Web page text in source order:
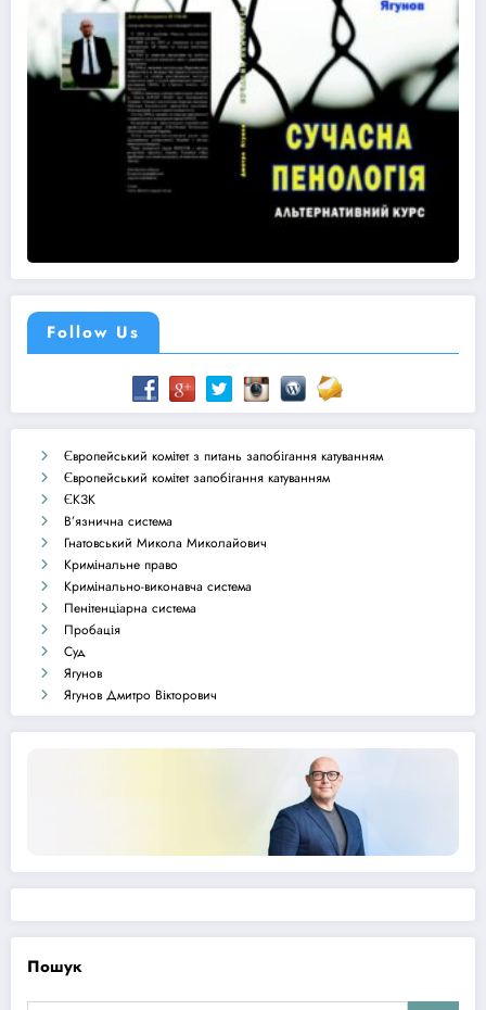
Follow Us
Європейський комітет з питань запобігання катуванням
Європейський комітет запобігання катуванням
ЄКЗК
В’язнична система
Гнатовський Микола Миколайович
Кримінальне право
Кримінально-виконавча система
Пенітенціарна система
Пробація
Суд
Ягунов
Ягунов Дмитро Вікторович
Пошук